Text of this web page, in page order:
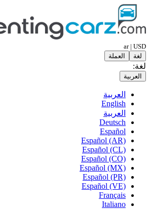
ar | USD
لغة
العملة
لغة:
العربية
العربية
English
العربية
Deutsch
Español
Español (AR)
Español (CL)
Español (CO)
Español (MX)
Español (PR)
Español (VE)
Français
Italiano